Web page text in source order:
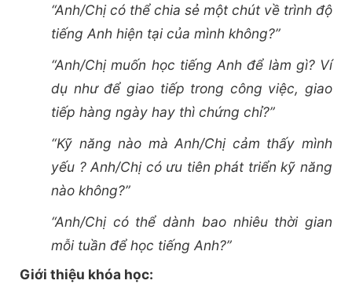
“Anh/Chị có thể chia sẻ một chút về trình độ
tiếng Anh hiện tại của mình không?”
“Anh/Chị muốn học tiếng Anh để làm gì? Ví
dụ như để giao tiếp trong công việc, giao
tiếp hàng ngày hay thì chứng chỉ?”
“Kỹ năng nào mà Anh/Chị cảm thấy mình
yếu ? Anh/Chị có ưu tiên phát triển kỹ năng
nào không?”
“Anh/Chị có thể dành bao nhiêu thời gian
mỗi tuần để học tiếng Anh?”
Giới thiệu khóa học: